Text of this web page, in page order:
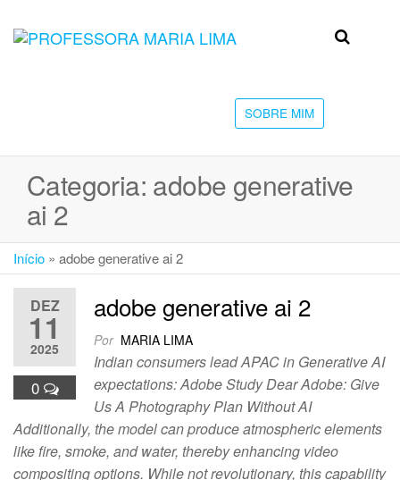
Professora
faculdade
SOBRE MIM
Categoria: adobe generative
ai 2
Início » adobe generative ai 2
DEZ
11
2025
0
adobe generative ai 2
Por MARIA LIMA
Indian consumers lead APAC in Generative AI
expectations: Adobe Study Dear Adobe: Give
Us A Photography Plan Without AI
Additionally, the model can produce atmospheric elements
like fire, smoke, and water, thereby enhancing video
compositing options. While not revolutionary, this capability